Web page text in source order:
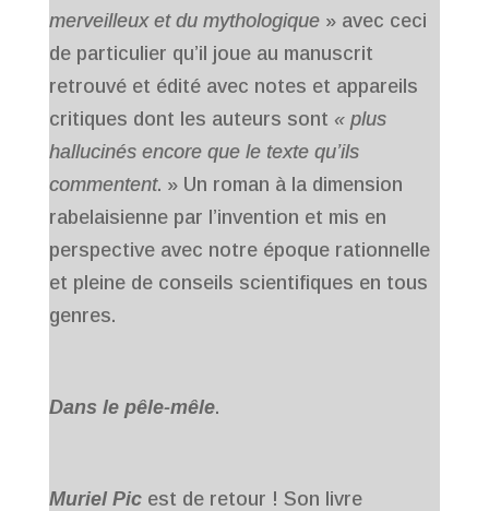
merveilleux et du mythologique» avec ceci
de particulier qu’il joue au manuscrit
retrouvé et édité avec notes et appareils
critiques dont les auteurs sont « plus
hallucinés encore que le texte qu’ils
commentent. » Un roman à la dimension
rabelaisienne par l’invention et mis en
perspective avec notre époque rationnelle
et pleine de conseils scientifiques en tous
genres.
Dans le pêle-mêle.
Muriel Picest de retour ! Son livre